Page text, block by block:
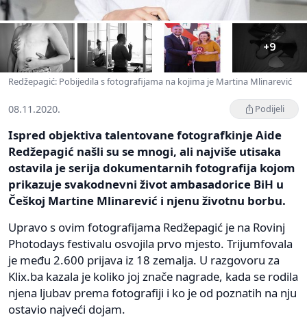
+9
Redžepagić: Pobijedila s fotografijama na kojima je Martina Mlinarević
08.11.2020. Podijeli
Ispred objektiva talentovane fotografkinje Aide
Redžepagić našli su se mnogi, ali najviše utisaka
ostavila je serija dokumentarnih fotografija kojom
prikazuje svakodnevni život ambasadorice BiH u
Češkoj Martine Mlinarević i njenu životnu borbu.
Upravo s ovim fotografijama Redžepagić je na Rovinj
Photodays festivalu osvojila prvo mjesto. Trijumfovala
je među 2.600 prijava iz 18 zemalja. U razgovoru za
Klix.ba kazala je koliko joj znače nagrade, kada se rodila
njena ljubav prema fotografiji i ko je od poznatih na nju
ostavio najveći dojam.